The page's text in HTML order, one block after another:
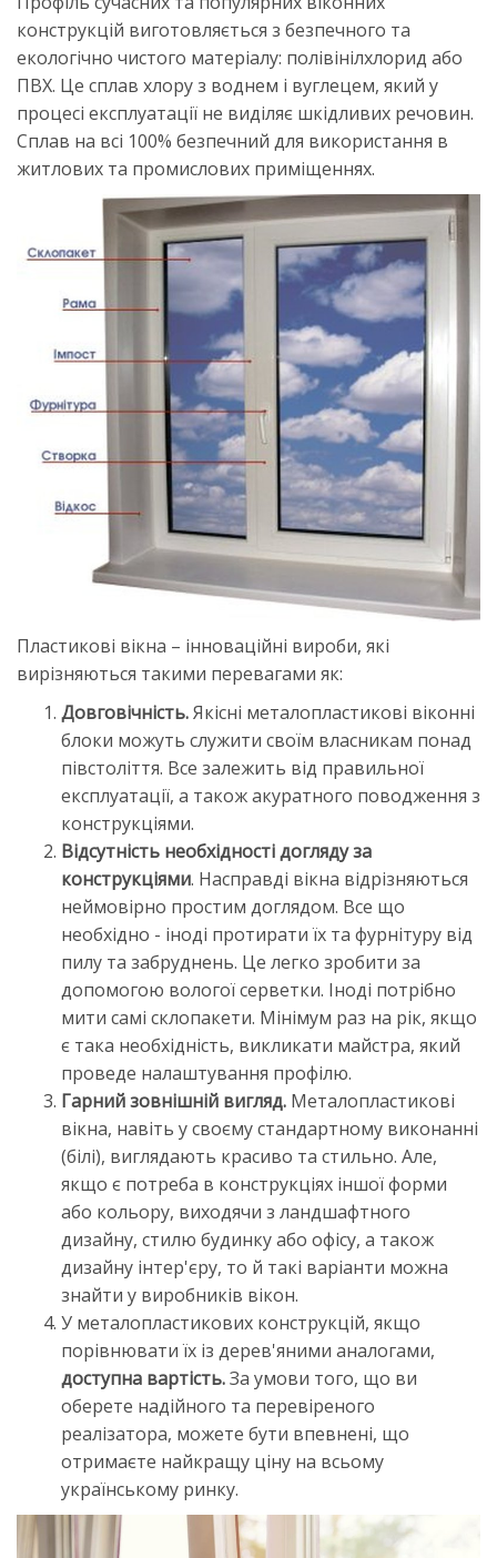
конструкцій виготовляється з безпечного та
екологічно чистого матеріалу: полівінілхлорид або
ПВХ. Це сплав хлору з воднем і вуглецем, який у
процесі експлуатації не виділяє шкідливих речовин.
Сплав на всі 100% безпечний для використання в
житлових та промислових приміщеннях.
Пластикові вікна – інноваційні вироби, які
вирізняються такими перевагами як:
Довговічність.Якісні металопластикові віконні
блоки можуть служити своїм власникам понад
півстоліття. Все залежить від правильної
експлуатації, а також акуратного поводження з
конструкціями.
Відсутність необхідності догляду за
конструкціями. Насправді вікна відрізняються
неймовірно простим доглядом. Все що
необхідно - іноді протирати їх та фурнітуру від
пилу та забруднень. Це легко зробити за
допомогою вологої серветки. Іноді потрібно
мити самі склопакети. Мінімум раз на рік, якщо
є така необхідність, викликати майстра, який
проведе налаштування профілю.
Гарний зовнішній вигляд. Металопластикові
вікна, навіть у своєму стандартному виконанні
(білі), виглядають красиво та стильно. Але,
якщо є потреба в конструкціях іншої форми
або кольору, виходячи з ландшафтного
дизайну, стилю будинку або офісу, а також
дизайну інтер'єру, то й такі варіанти можна
знайти у виробників вікон.
У металопластикових конструкцій, якщо
порівнювати їх із дерев'яними аналогами,
доступна вартість.За умови того, що ви
оберете надійного та перевіреного
реалізатора, можете бути впевнені, що
отримаєте найкращу ціну на всьому
українському ринку.